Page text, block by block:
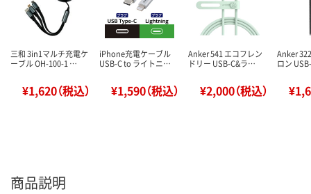
三和 3in1マルチ充電ケ
ーブル OH-100-1 …
¥1,620（税込）
iPhone充電ケーブル
USB-C to ライトニ…
¥1,590（税込）
Anker 541 エコフレン
ドリー USB-C&ラ…
¥2,000（税込）
Anker
ロン
商品説明